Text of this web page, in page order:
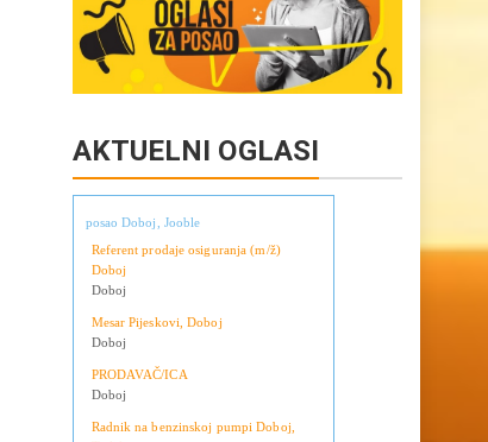
AKTUELNI OGLASI
posao Doboj, Jooble
Referent prodaje osiguranja (m/ž)
Doboj
Doboj
Mesar Pijeskovi, Doboj
Doboj
PRODAVAČ/ICA
Doboj
Radnik na benzinskoj pumpi Doboj,